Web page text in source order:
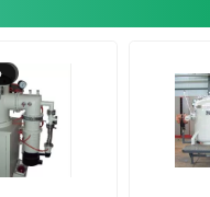
laboratoriumoven